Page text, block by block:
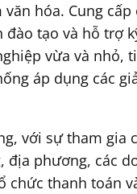
hóa. Cung cấp
tạo và hỗ trợ
vừa và nhỏ,
áp dụng các
với sự tham gia
địa phương, các
chức thanh toán